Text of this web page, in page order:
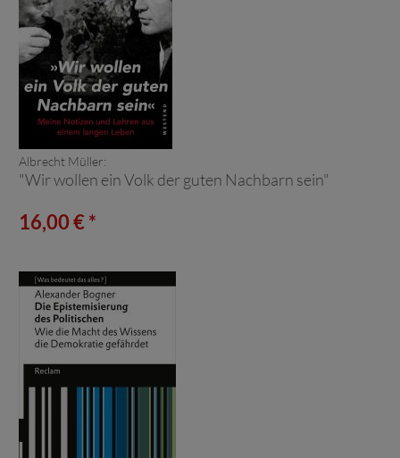
Albrecht Müller:
"Wir wollen ein Volk der guten Nachbarn sein"
16,00 € *